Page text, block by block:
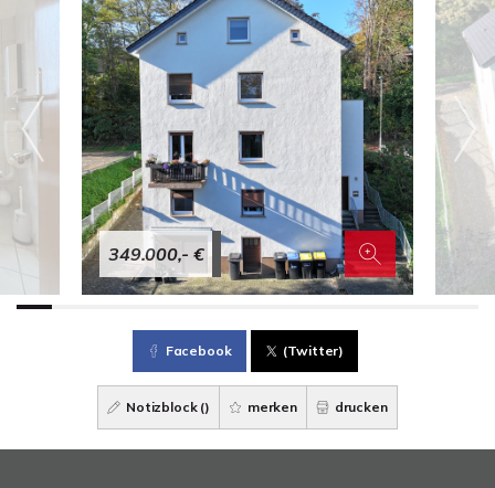
349.000,- €
Facebook (Twitter)
Notizblock () merken drucken